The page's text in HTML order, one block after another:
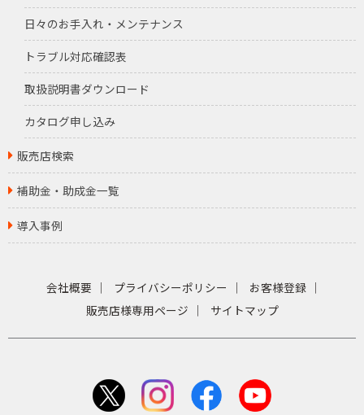
日々のお手入れ・メンテナンス
トラブル対応確認表
取扱説明書ダウンロード
カタログ申し込み
販売店検索
補助金・助成金一覧
導入事例
会社概要 プライバシーポリシー
お客様登録
販売店様専用ページ
サイトマップ